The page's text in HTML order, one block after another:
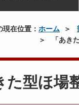
在位置： ホーム
「あき
た型ほ場